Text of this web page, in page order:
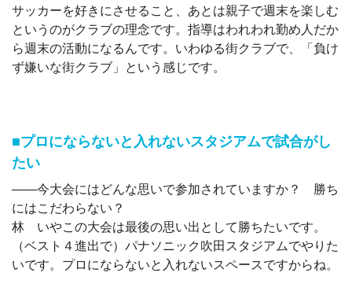
サッカーを好きにさせること、あとは親子で週末を楽しむ
というのがクラブの理念です。指導はわれわれ勤め人だか
ら週末の活動になるんです。いわゆる街クラブで、「負け
ず嫌いな街クラブ」という感じです。
■プロにならないと入れないスタジアムで試合がし
たい
――今大会にはどんな思いで参加されていますか？ 勝ち
にはこだわらない？
林 いやこの大会は最後の思い出として勝ちたいです。
（ベスト４進出で）パナソニック吹田スタジアムでやりた
いです。プロにならないと入れないスペースですからね。